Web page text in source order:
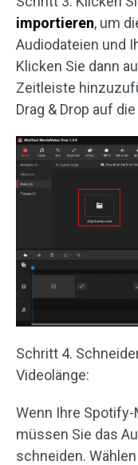
importieren, um
Audiodateien und
Klicken Sie dann
Zeitleiste
Drag & Drop auf
Schritt 4.
Videolänge:
Wenn Ihre
müssen Sie das
schneiden.